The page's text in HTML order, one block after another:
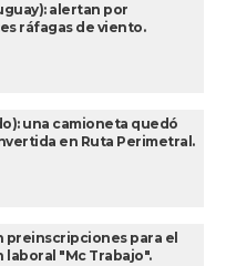
alertan por
ráfagas de viento.
una camioneta quedó
en Ruta Perimetral.
preinscripciones para el
"Mc Trabajo".